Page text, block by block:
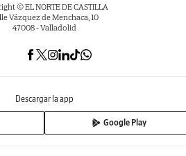
© EL NORTE DE CASTILLA
Vázquez de Menchaca, 10
47008 - Valladolid
Descargar la app
Google Play